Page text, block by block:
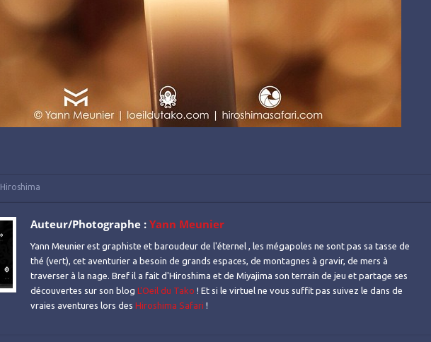
Hiroshima
Auteur/Photographe : Yann Meunier
Yann Meunier est graphiste et baroudeur de l'éternel , les mégapoles ne sont pas sa tasse de
thé (vert), cet aventurier a besoin de grands espaces, de montagnes à gravir, de mers à
traverser à la nage. Bref il a fait d'Hiroshima et de Miyajima son terrain de jeu et partage ses
découvertes sur son blog L'Oeil du Tako ! Et si le virtuel ne vous suffit pas suivez le dans de
vraies aventures lors des Hiroshima Safari !